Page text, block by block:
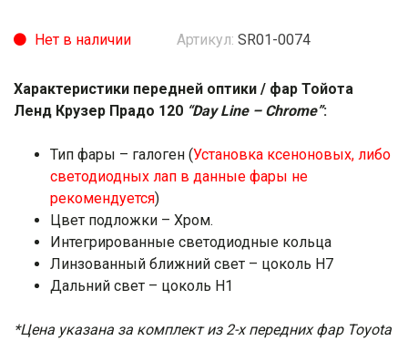
Артикул: SR01-0074
Нет в наличии
Характеристики передней оптики / фар Тойота
Ленд Крузер Прадо 120 “Day Line – Chrome”:
Тип фары – галоген (Установка ксеноновых, либо
светодиодных лап в данные фары не
рекомендуется)
Цвет подложки – Хром.
Интегрированные светодиодные кольца
Линзованный ближний свет – цоколь H7
Дальний свет – цоколь H1
*Цена указана за комплект из 2-х передних фар Toyota